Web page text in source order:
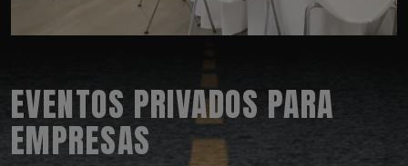
EVENTOS PRIVADOS PARA
EMPRESAS